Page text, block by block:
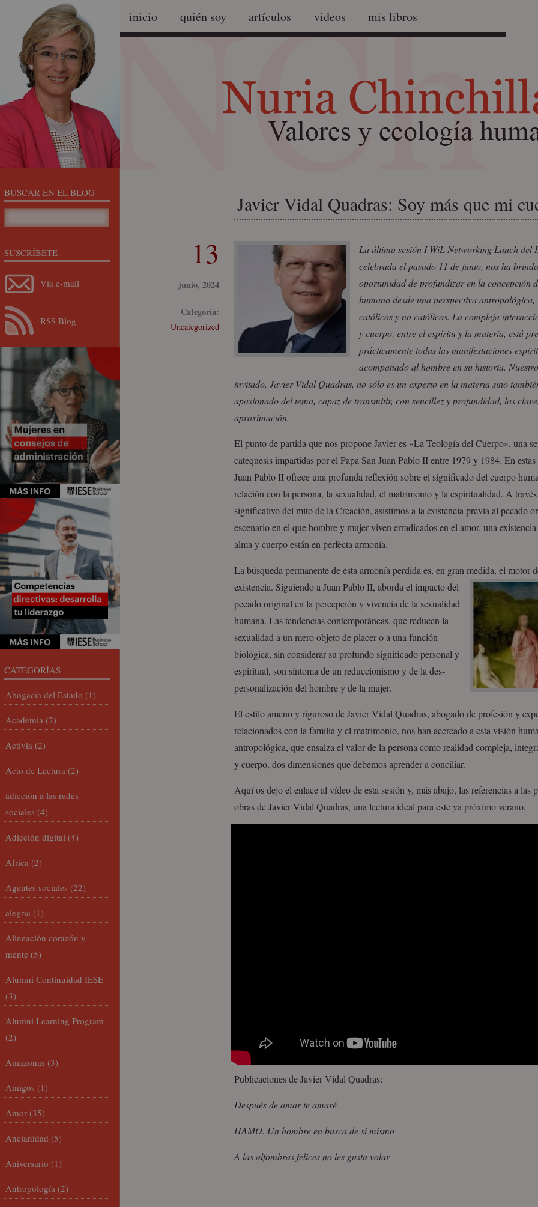
inicio quién soy artículos videos mis libros
Javier Vidal Quadras: Soy más que mi
13
junio, 2024
Categoría:
Uncategorized
La última sesión I WiL Networking Lunch del
celebrada el pasado 11 de junio, nos ha
oportunidad de profundizar en la concepción
humano desde una perspectiva
católicos y no católicos. La compleja
y cuerpo, entre el espíritu y la materia, está
prácticamente todas las manifestaciones
acompañado al hombre en su historia.
invitado, Javier Vidal Quadras, no sólo es un experto en la materia sino
apasionado del tema, capaz de transmitir, con sencillez y profundidad, las
aproximación.
El punto de partida que nos propone Javier es «La Teología del Cuerpo», una
catequesis impartidas por el Papa San Juan Pablo II entre 1979 y 1984. En estas
Juan Pablo II ofrece una profunda reflexión sobre el significado del cuerpo
relación con la persona, la sexualidad, el matrimonio y la espiritualidad. A
significativo del mito de la Creación, asistimos a la existencia previa al pecado
escenario en el que hombre y mujer viven erradicados en el amor, una
alma y cuerpo están en perfecta armonía.
La búsqueda permanente de esta armonía perdida es, en gran medida, el motor
existencia. Siguiendo a Juan Pablo II, aborda el impacto del
pecado original en la percepción y vivencia de la sexualidad
humana. Las tendencias contemporáneas, que reducen la
sexualidad a un mero objeto de placer o a una función
biológica, sin considerar su profundo significado personal y
espiritual, son síntoma de un reduccionismo y de la des-
personalización del hombre y de la mujer.
El estilo ameno y riguroso de Javier Vidal Quadras, abogado de profesión y
relacionados con la familia y el matrimonio, nos han acercado a esta visión
antropológica, que ensalza el valor de la persona como realidad compleja,
y cuerpo, dos dimensiones que debemos aprender a conciliar.
Aquí os dejo el enlace al vídeo de esta sesión y, más abajo, las referencias a las
obras de Javier Vidal Quadras, una lectura ideal para este ya próximo verano.
Publicaciones de Javier Vidal Quadras:
Después de amar te amaré
HAMO. Un hombre en busca de sí mismo
A las alfombras felices no les gusta volar
BUSCAR EN EL BLOG
SUSCRÍBETE
Vía e-mail
RSS Blog
CATEGORÍAS
Abogacía del Estado (1)
Academia (2)
Activia (2)
Acto de Lectura (2)
adicción a las redes
sociales (4)
Adicción digital (4)
Africa (2)
Agentes sociales (22)
alegría (1)
Alineación corazón y
mente (5)
Alumni Continuidad IESE
(3)
Alumni Learning Program
(2)
Amazonas (3)
Amigos (1)
Amor (35)
Ancianidad (5)
Aniversario (1)
Antropología (2)